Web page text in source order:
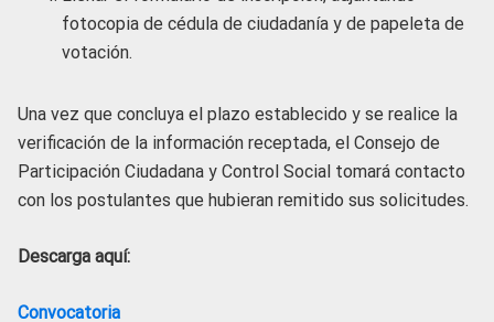
fotocopia de cédula de ciudadanía y de papeleta de
votación.
Una vez que concluya el plazo establecido y se realice la
verificación de la información receptada, el Consejo de
Participación Ciudadana y Control Social tomará contacto
con los postulantes que hubieran remitido sus solicitudes.
Descarga aquí:
Convocatoria